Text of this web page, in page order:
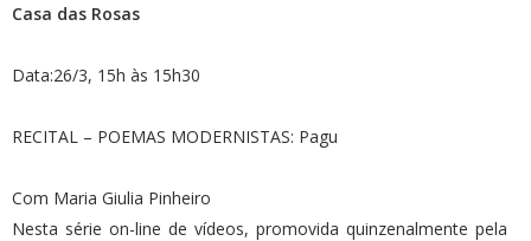
Casa das Rosas
Data:26/3, 15h às 15h30
RECITAL – POEMAS MODERNISTAS: Pagu
Com Maria Giulia Pinheiro
Nesta série on-line de vídeos, promovida quinzenalmente pela